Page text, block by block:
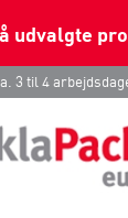
udvalgte
3 til 4